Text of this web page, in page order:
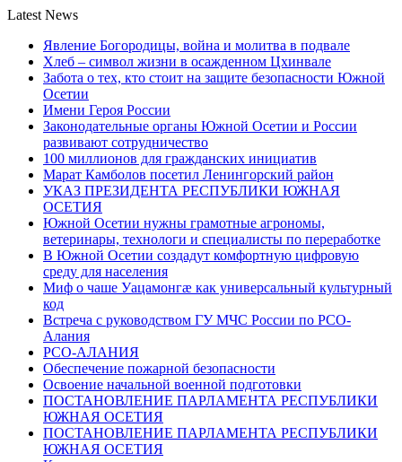
Latest News
Явление Богородицы, война и молитва в подвале
Хлеб – символ жизни в осажденном Цхинвале
Забота о тех, кто стоит на защите безопасности Южной
Осетии
Имени Героя России
Законодательные органы Южной Осетии и России
развивают сотрудничество
100 миллионов для гражданских инициатив
Марат Камболов посетил Ленингорский район
УКАЗ ПРЕЗИДЕНТА РЕСПУБЛИКИ ЮЖНАЯ
ОСЕТИЯ
Южной Осетии нужны грамотные агрономы,
ветеринары, технологи и специалисты по переработке
В Южной Осетии создадут комфортную цифровую
среду для населения
Миф о чаше Уацамонгæ как универсальный культурный
код
Встреча с руководством ГУ МЧС России по РСО-
Алания
РСО-АЛАНИЯ
Обеспечение пожарной безопасности
Освоение начальной военной подготовки
ПОСТАНОВЛЕНИЕ ПАРЛАМЕНТА РЕСПУБЛИКИ
ЮЖНАЯ ОСЕТИЯ
ПОСТАНОВЛЕНИЕ ПАРЛАМЕНТА РЕСПУБЛИКИ
ЮЖНАЯ ОСЕТИЯ